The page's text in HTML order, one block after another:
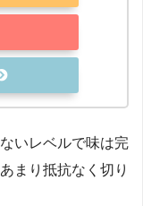
いレベルで味は完
まり抵抗なく切り